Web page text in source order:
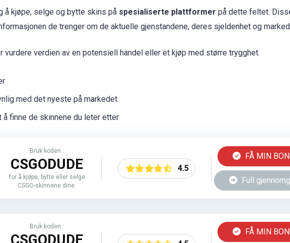
å kjøpe, selge og bytte skins på spesialiserte plattformer på dette feltet.
de trenger om de aktuelle gjenstandene, deres sjeldenhet og
vurdere verdien av en potensiell handel eller et kjøp med større trygghet.
med det nyeste på markedet.
finne de skinnene du leter etter
Bruk koden :
CSGODUDE
for å kjøpe, bytte eller selge
CSGO-skinnene dine.
4.5
FÅ MIN
Full
Bruk koden :
CSGODUDE FÅ MIN